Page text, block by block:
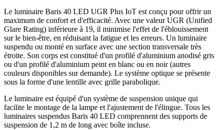
Le luminaire Baris 40 LED UGR Plus IoT est conçu pour offrir un
maximum de confort et d'efficacité. Avec une valeur UGR (Unified
Glare Rating) inférieure à 19, il minimise l'effet de l'éblouissement
sur le bien-être, en réduisant la fatigue et les erreurs. Un luminaire
suspendu ou monté en surface avec une section transversale très
étroite. Son corps est constitué d'un profilé d'aluminium anodisé gris
ou d'un profilé d'aluminium peint en blanc ou en noir (autres
couleurs disponibles sur demande). Le système optique se présente
sous la forme d'une lentille avec grille parabolique.
Le luminaire est équipé d'un système de suspension unique qui
facilite le montage de la lampe et l'ajustement de l'élingue. Tous les
luminaires suspendus Baris 40 LED comprennent des supports de
suspension de 1,2 m de long avec boîte incluse.